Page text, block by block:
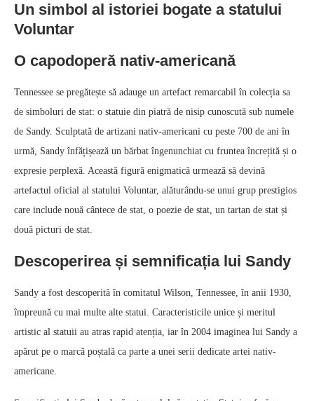
Un simbol al istoriei bogate a statului
Voluntar
O capodoperă nativ-americană
Tennessee se pregătește să adauge un artefact remarcabil în colecția sa
de simboluri de stat: o statuie din piatră de nisip cunoscută sub numele
de Sandy. Sculptată de artizani nativ-americani cu peste 700 de ani în
urmă, Sandy înfățișează un bărbat îngenunchiat cu fruntea încrețită și o
expresie perplexă. Această figură enigmatică urmează să devină
artefactul oficial al statului Voluntar, alăturându-se unui grup prestigios
care include nouă cântece de stat, o poezie de stat, un tartan de stat și
două picturi de stat.
Descoperirea și semnificația lui Sandy
Sandy a fost descoperită în comitatul Wilson, Tennessee, în anii 1930,
împreună cu mai multe alte statui. Caracteristicile unice și meritul
artistic al statuii au atras rapid atenția, iar în 2004 imaginea lui Sandy a
apărut pe o marcă poștală ca parte a unei serii dedicate artei nativ-
americane.